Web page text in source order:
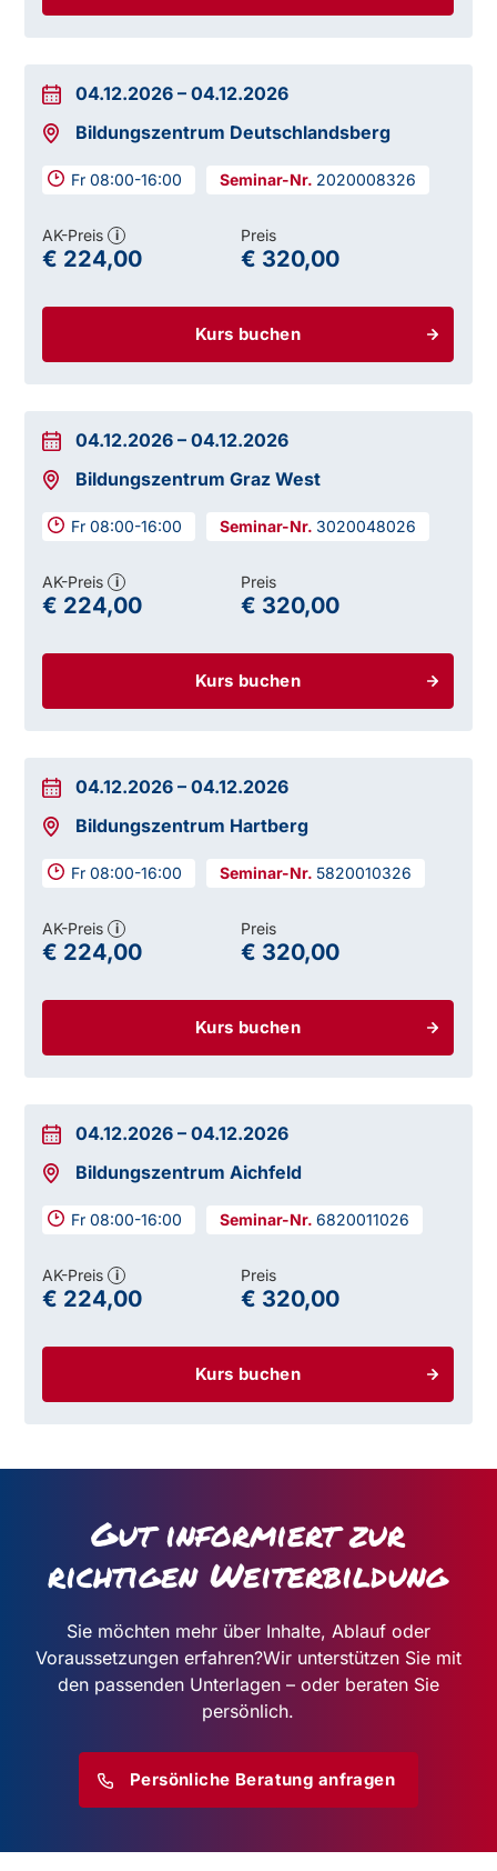
04.12.2026 –04.12.2026
Bildungszentrum Deutschlandsberg
Fr 08:00-16:00 2020008326
Kurs buchen
AK-Preis i
€ 224,00
Preis
€ 320,00
04.12.2026 –04.12.2026
Bildungszentrum Graz West
Fr 08:00-16:00 3020048026
Kurs buchen
AK-Preis i
€ 224,00
Preis
€ 320,00
04.12.2026 –04.12.2026
Bildungszentrum Hartberg
Fr 08:00-16:00 5820010326
Kurs buchen
AK-Preis i
€ 224,00
Preis
€ 320,00
04.12.2026 –04.12.2026
Bildungszentrum Aichfeld
Fr 08:00-16:00 6820011026
Kurs buchen
AK-Preis i
€ 224,00
Preis
€ 320,00
Gut informiert zur
richtigen Weiterbildung
Sie möchten mehr über Inhalte, Ablauf oder
Voraussetzungen erfahren?Wir unterstützen Sie mit
den passenden Unterlagen – oder beraten Sie
persönlich.
Persönliche Beratung anfragen